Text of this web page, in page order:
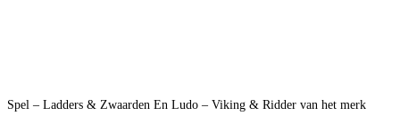
Spel – Ladders & Zwaarden En Ludo – Viking & Ridder van het merk